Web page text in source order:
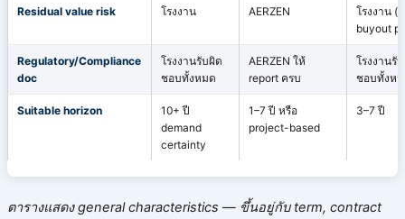
Residual value risk โรงงาน AERZEN
โรงงาน (
buyout
Regulatory/Compliance
doc
โรงงานรับผิด
ชอบทั้งหมด
AERZEN ให้
report ครบ
โรงงานรั
ชอบทั้งห
Suitable horizon
10+ ปี
demand
certainty
1–7 ปี หรือ
project-based
3–7 ปี
ตารางแสดง general characteristics — ขึ้นอยู่กับ term, contract